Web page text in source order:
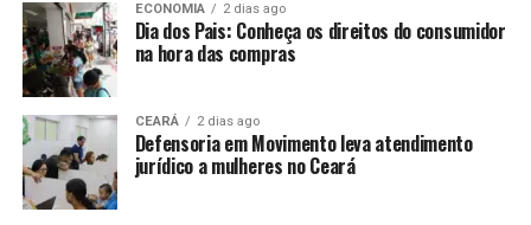
ECONOMIA 2 dias ago
Dia dos Pais: Conheça os direitos do consumidor
na hora das compras
CEARÁ 2 dias ago
Defensoria em Movimento leva atendimento
jurídico a mulheres no Ceará